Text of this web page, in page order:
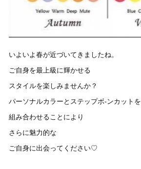
いよいよ春が近づいてきましたね。
ご自身を最上級に輝かせる
スタイルを楽しみませんか？
パーソナルカラーとステップボ-ンカットを
組み合わせることにより
さらに魅力的な
ご自身に出会ってください♡